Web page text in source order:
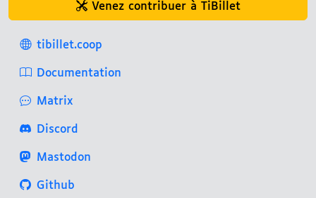
Venez contribuer à TiBillet
tibillet.coop
Documentation
Matrix
Discord
Mastodon
Github